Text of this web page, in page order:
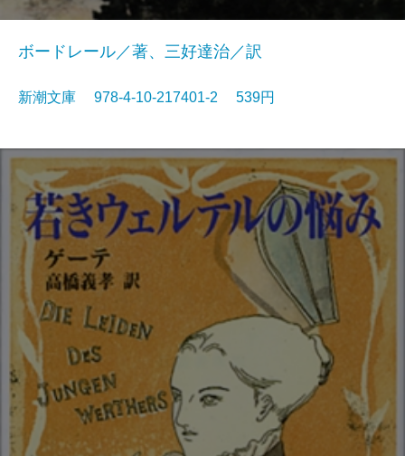
ボードレール／著、三好達治／訳
新潮文庫 978-4-10-217401-2 539円